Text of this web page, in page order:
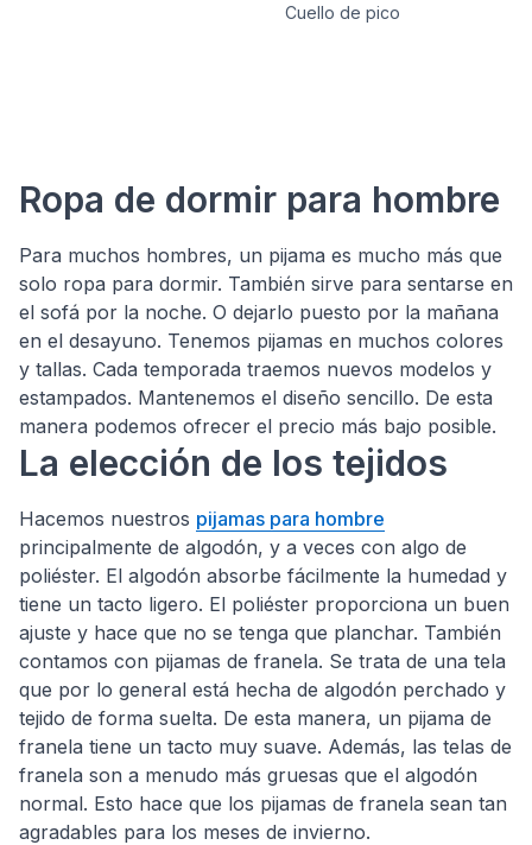
Cuello de pico
Ropa de dormir para hombre
Para muchos hombres, un pijama es mucho más que
solo ropa para dormir. También sirve para sentarse en
el sofá por la noche. O dejarlo puesto por la mañana
en el desayuno. Tenemos pijamas en muchos colores
y tallas. Cada temporada traemos nuevos modelos y
estampados. Mantenemos el diseño sencillo. De esta
manera podemos ofrecer el precio más bajo posible.
La elección de los tejidos
Hacemos nuestros pijamas para hombre
principalmente de algodón, y a veces con algo de
poliéster. El algodón absorbe fácilmente la humedad y
tiene un tacto ligero. El poliéster proporciona un buen
ajuste y hace que no se tenga que planchar. También
contamos con pijamas de franela. Se trata de una tela
que por lo general está hecha de algodón perchado y
tejido de forma suelta. De esta manera, un pijama de
franela tiene un tacto muy suave. Además, las telas de
franela son a menudo más gruesas que el algodón
normal. Esto hace que los pijamas de franela sean tan
agradables para los meses de invierno.